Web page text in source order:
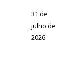
31 de
julho de
2026